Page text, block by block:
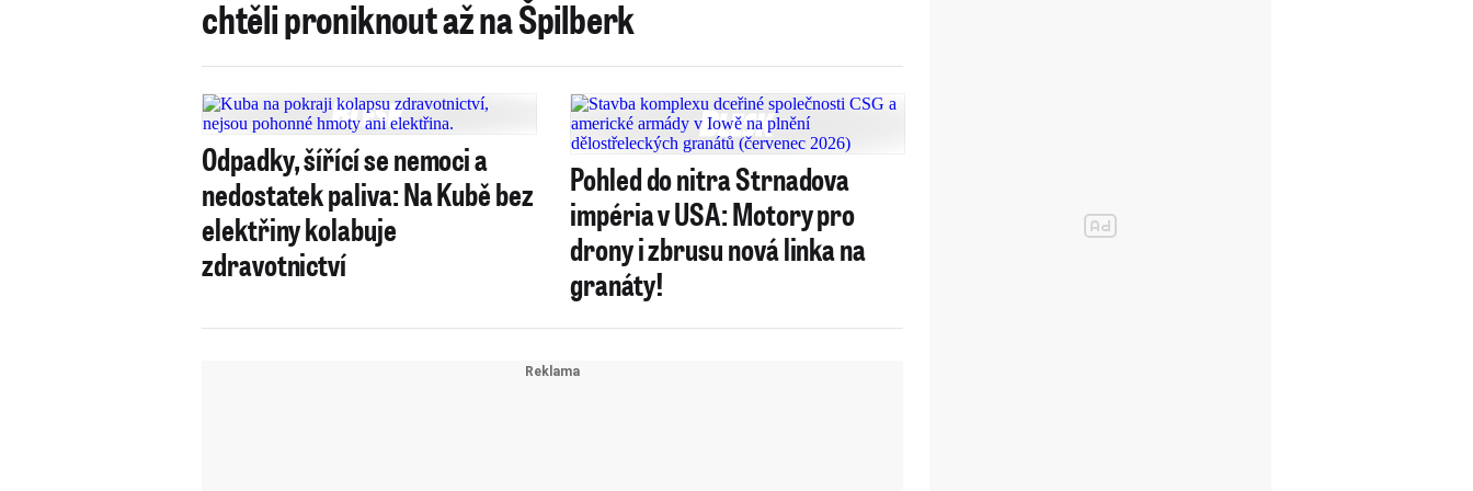
chtěli proniknout až na Špilberk
Odpadky, šířící se nemoci a
nedostatek paliva: Na Kubě bez
elektřiny kolabuje
zdravotnictví
Pohled do nitra Strnadova
impéria v USA: Motory pro
drony i zbrusu nová linka na
granáty!